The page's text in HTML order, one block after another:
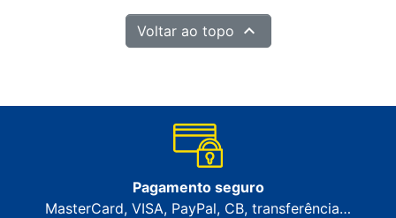
Voltar ao topo 
Pagamento seguro
MasterCard, VISA, PayPal, CB, transferência…